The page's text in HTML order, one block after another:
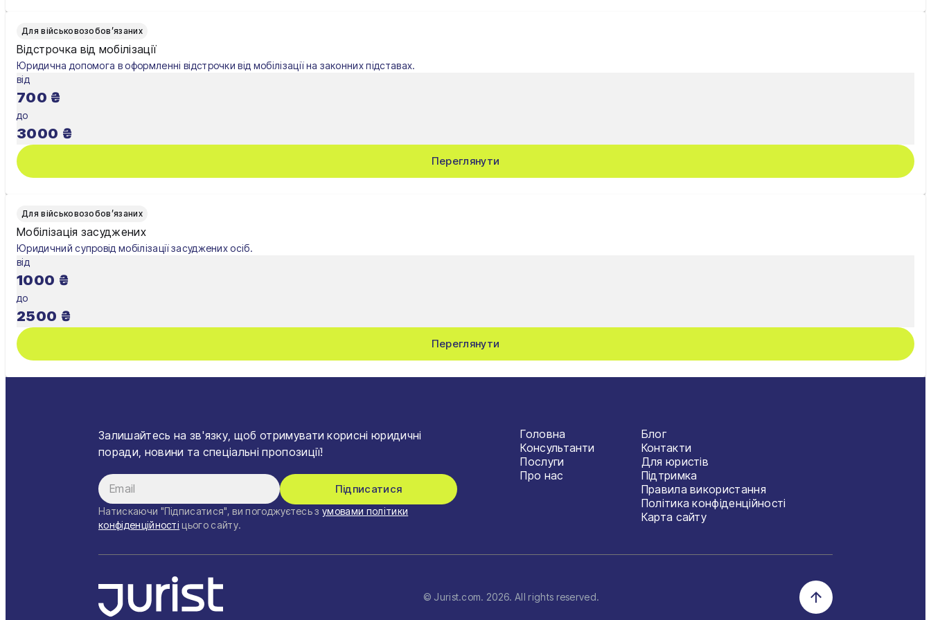
Ужгород
Умань
Харків
Хмельницький
Шостка
Житомир
Для військовозобов’язаних
Відстрочка від мобілізації
Юридична допомога в оформленні відстрочки від мобілізації на законних підставах.
від
700 ₴
до
3000 ₴
Переглянути
Для військовозобов’язаних
Мобілізація засуджених
Юридичний супровід мобілізації засуджених осіб.
від
1000 ₴
до
2500 ₴
Переглянути
Залишайтесь на зв'язку, щоб отримувати корисні юридичні
поради, новини та спеціальні пропозиції!
Підписатися
Натискаючи "Підписатися", ви погоджуєтесь з умовами політики
конфіденційності цього сайту.
Головна
Консультанти
Послуги
Про нас
Блог
Контакти
Для юристів
Підтримка
Правила використання
Політика конфіденційності
Карта сайту
© Jurist.com. 2026. All rights reserved.